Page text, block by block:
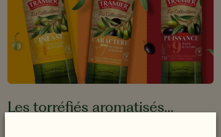
Les torréfiés aromatisés…